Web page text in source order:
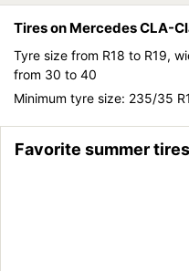
Tires on Mercedes CLA-
Tyre size from R18 to R19,
from 30 to 40
Minimum tyre size: 235/35
Favorite summer tires